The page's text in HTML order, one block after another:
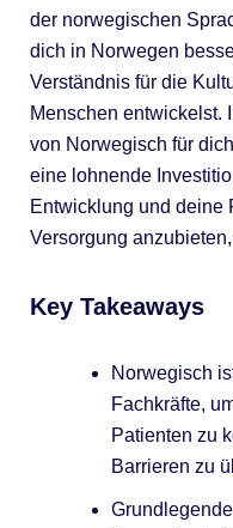
der norwegischen
dich in Norwegen
Verständnis für die
Menschen entwickelst.
von Norwegisch für
eine lohnende
Entwicklung und deine
Versorgung
Key Takeaways
Norwegisch
Fachkräfte,
Patienten zu
Barrieren zu